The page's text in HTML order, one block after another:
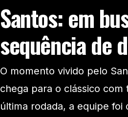
Santos: em
sequência de
O momento vivido pelo
chega para o clássico
última rodada, a equipe